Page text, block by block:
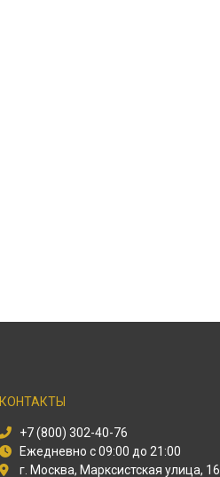
КОНТАКТЫ
+7 (800) 302-40-76
Ежедневно с 09:00 до 21:00
г. Москва, Марксистская улица, 16